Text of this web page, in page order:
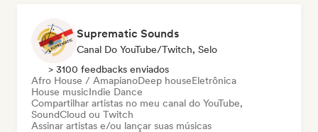
Suprematic Sounds
Canal Do YouTube/Twitch, Selo
> 3100 feedbacks enviados
Afro House / AmapianoDeep houseEletrônica
House musicIndie Dance
Compartilhar artistas no meu canal do YouTube,
SoundCloud ou Twitch
Assinar artistas e/ou lançar suas músicas